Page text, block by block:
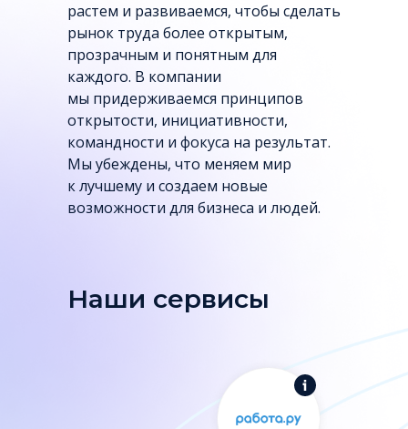
растем и развиваемся, чтобы сделать
рынок труда более открытым,
прозрачным и понятным для
каждого. В компании
мы придерживаемся принципов
открытости, инициативности,
командности и фокуса на результат.
Мы убеждены, что меняем мир
к лучшему и создаем новые
возможности для бизнеса и людей.
Наши сервисы